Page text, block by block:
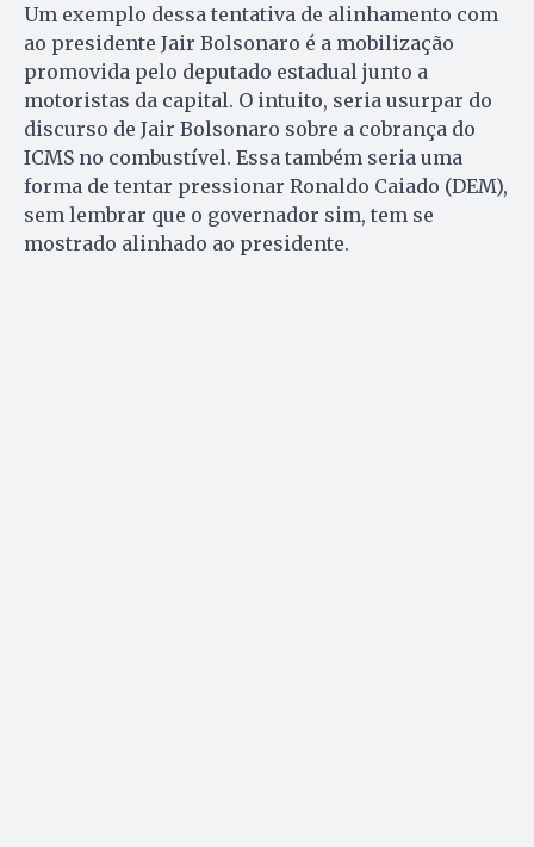
Um exemplo dessa tentativa de alinhamento com
ao presidente Jair Bolsonaro é a mobilização
promovida pelo deputado estadual junto a
motoristas da capital. O intuito, seria usurpar do
discurso de Jair Bolsonaro sobre a cobrança do
ICMS no combustível. Essa também seria uma
forma de tentar pressionar Ronaldo Caiado (DEM),
sem lembrar que o governador sim, tem se
mostrado alinhado ao presidente.